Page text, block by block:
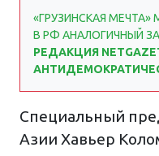
«ГРУЗИНСКАЯ
В РФ АНАЛОГИЧНЫЙ
РЕДАКЦИЯ
Специальный
Азии Хавьер